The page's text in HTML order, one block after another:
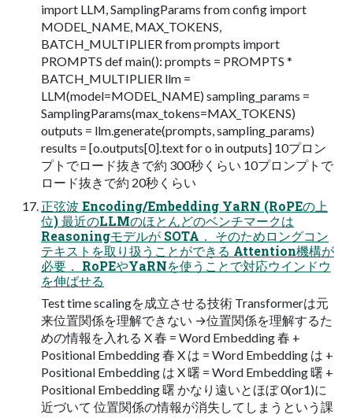
import LLM, SamplingParams from config import
MODEL_NAME, MAX_TOKENS,
BATCH_MULTIPLIER from prompts import
PROMPTS def main(): prompts = PROMPTS *
BATCH_MULTIPLIER llm =
LLM(model=MODEL_NAME) sampling_params =
SamplingParams(max_tokens=MAX_TOKENS)
outputs = llm.generate(prompts, sampling_params)
results = [o.outputs[0].text for o in outputs] 10プロン
プトでロード抜きで約 300秒くらい 10プロンプトで
ロード抜きで約 20秒くらい
正弦波 Encoding/Embedding YaRN (RoPEの上
位) 最近のLLMのほとんどのベンチマークは
Reasoningモデルが SOTA． そのためロングコン
テキストを取り扱うことができる Attention機構が
必要． RoPEやYaRNを使うことで対応ウインドウ
を伸ばせる
Test time scalingを成立させる技術 Transformerは元
来位置関係を理解できない →位置関係を理解するた
めの情報を入れる X 春 = Word Embedding 春 +
Positional Embedding 春 X は = Word Embedding は +
Positional Embedding は X 曙 = Word Embedding 曙 +
Positional Embedding 曙 かなり遠いとほぼ 0(or1)に
近づいて 位置関係の情報が消失してしまうという課